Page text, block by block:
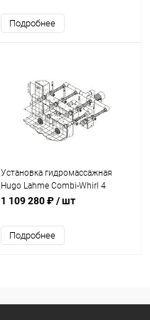
Подробнее
Установка гидромассажная
Hugo Lahme Combi-Whirl 4
(8630020)
1 109 280 ₽/ шт
Подробнее